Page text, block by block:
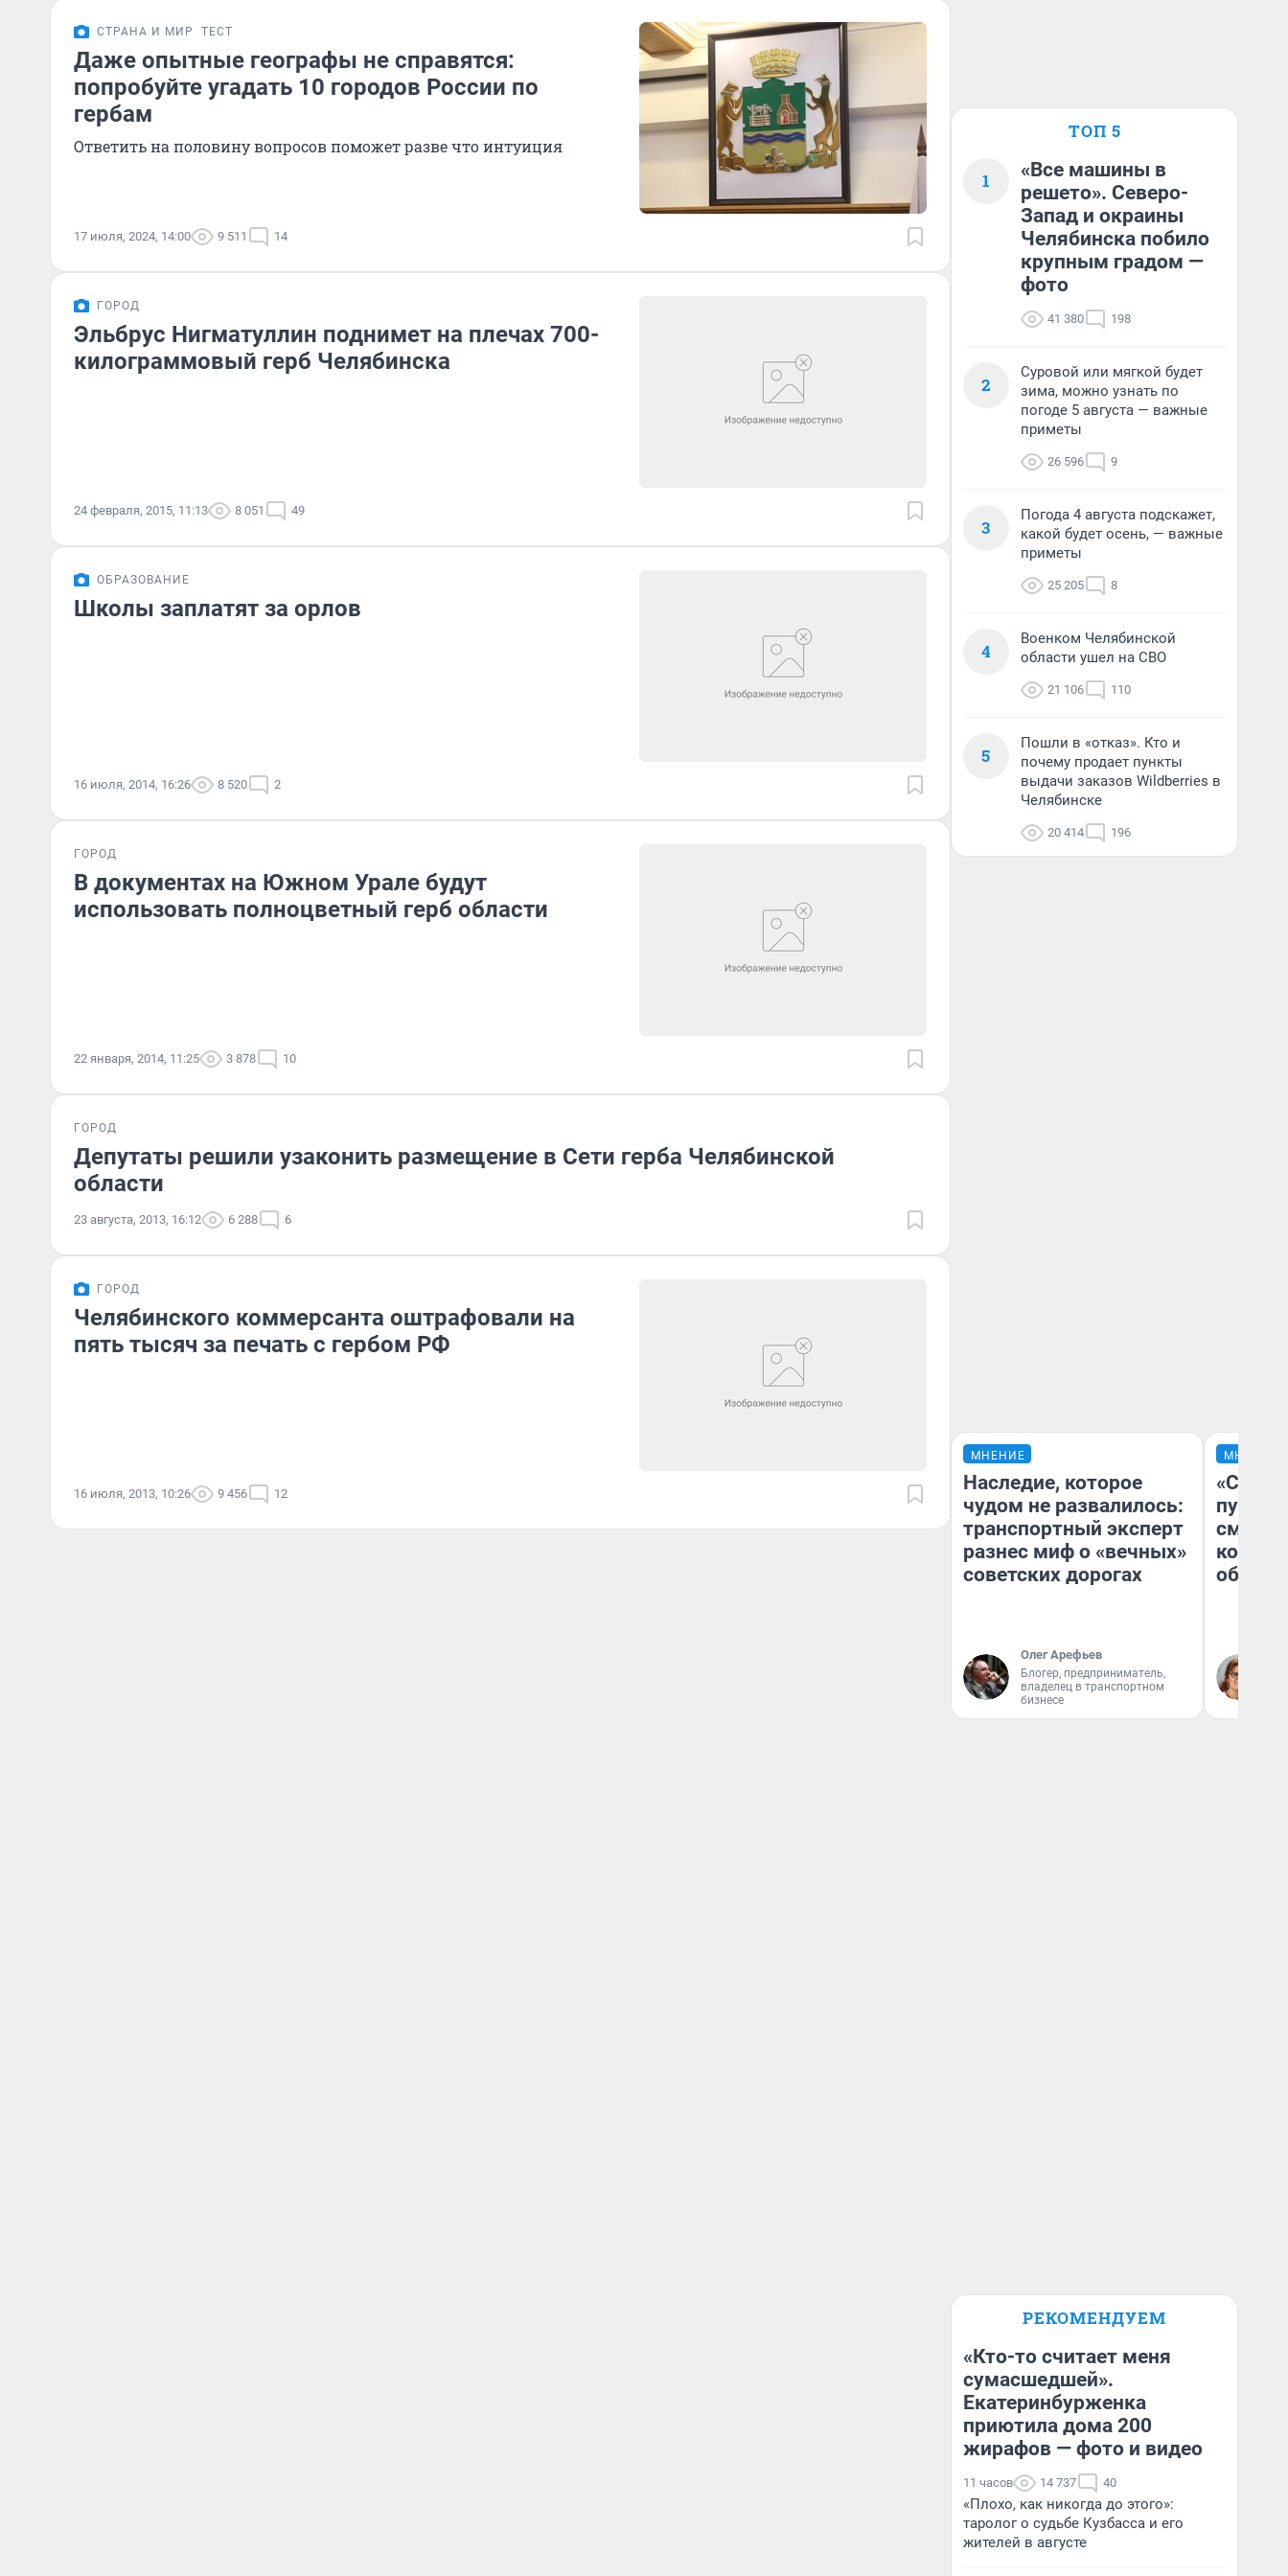
СТРАНА И МИР ТЕСТ
Даже опытные географы не справятся:
попробуйте угадать 10 городов России по
гербам
Ответить на половину вопросов поможет разве что интуиция
17 июля, 2024, 14:00 9 511 14
ГОРОД
Эльбрус Нигматуллин поднимет на плечах 700-
килограммовый герб Челябинска
24 февраля, 2015, 11:13 8 051 49
ОБРАЗОВАНИЕ
Школы заплатят за орлов
16 июля, 2014, 16:26 8 520 2
ГОРОД
В документах на Южном Урале будут
использовать полноцветный герб области
22 января, 2014, 11:25 3 878 10
ГОРОД
Депутаты решили узаконить размещение в Сети герба Челябинской
области
23 августа, 2013, 16:12 6 288 6
ГОРОД
Челябинского коммерсанта оштрафовали на
пять тысяч за печать с гербом РФ
16 июля, 2013, 10:26 9 456 12
ТОП 5
1
«Все машины в
решето». Северо-
Запад и окраины
Челябинска побило
крупным градом —
фото
41 380 198
2
Суровой или мягкой будет
зима, можно узнать по
погоде 5 августа — важные
приметы
26 596 9
3
Погода 4 августа подскажет,
какой будет осень, — важные
приметы
25 205 8
4
Военком Челябинской
области ушел на СВО
21 106 110
5
Пошли в «отказ». Кто и
почему продает пункты
выдачи заказов Wildberries в
Челябинске
20 414 196
МНЕНИЕ
Наследие, которое
чудом не развалилось:
транспортный эксперт
разнес миф о «вечных»
советских дорогах
Олег Арефьев
Блогер, предприниматель,
владелец в транспортном
бизнесе
МНЕНИЕ
РЕКОМЕНДУЕМ
«Кто-то считает меня
сумасшедшей».
Екатеринбурженка
приютила дома 200
жирафов — фото и видео
11 часов 14 737 40
«Плохо, как никогда до этого»:
таролог о судьбе Кузбасса и его
жителей в августе